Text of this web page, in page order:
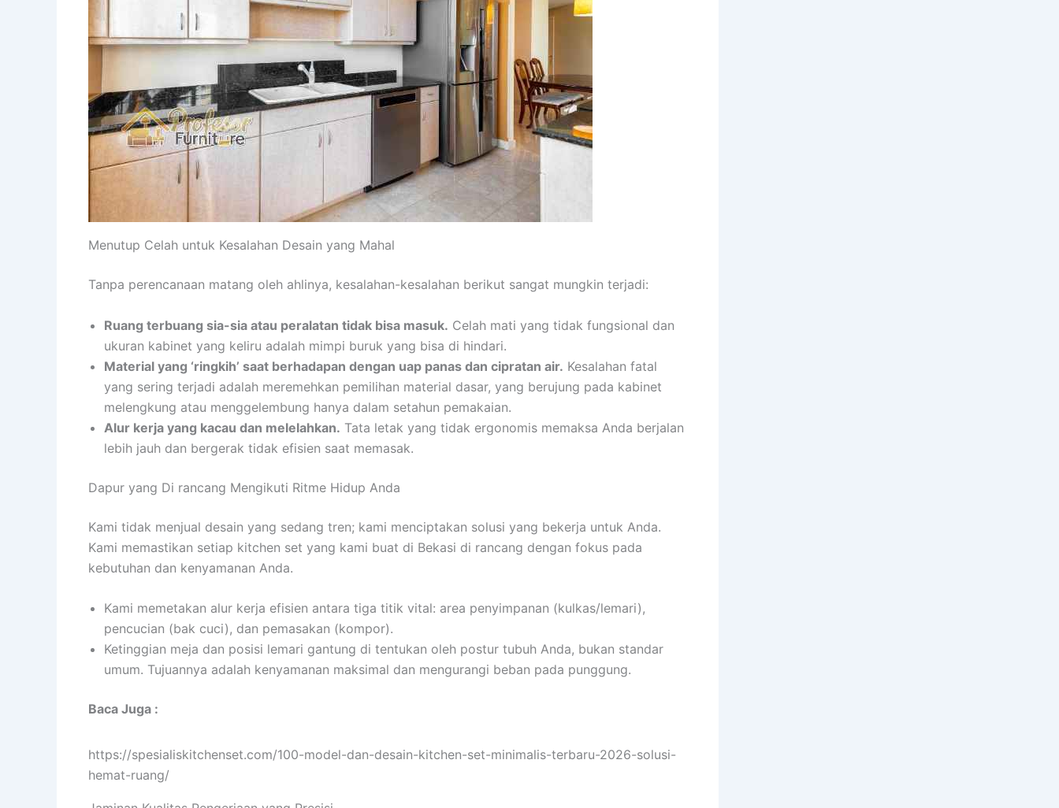
Menutup Celah untuk Kesalahan Desain yang Mahal
Tanpa perencanaan matang oleh ahlinya, kesalahan-kesalahan berikut sangat mungkin terjadi:
Ruang terbuang sia-sia atau peralatan tidak bisa masuk. Celah mati yang tidak fungsional dan
ukuran kabinet yang keliru adalah mimpi buruk yang bisa di hindari.
Material yang ‘ringkih’ saat berhadapan dengan uap panas dan cipratan air. Kesalahan fatal
yang sering terjadi adalah meremehkan pemilihan material dasar, yang berujung pada kabinet
melengkung atau menggelembung hanya dalam setahun pemakaian.
Alur kerja yang kacau dan melelahkan. Tata letak yang tidak ergonomis memaksa Anda berjalan
lebih jauh dan bergerak tidak efisien saat memasak.
Dapur yang Di rancang Mengikuti Ritme Hidup Anda
Kami tidak menjual desain yang sedang tren; kami menciptakan solusi yang bekerja untuk Anda.
Kami memastikan setiap kitchen set yang kami buat di Bekasi di rancang dengan fokus pada
kebutuhan dan kenyamanan Anda.
Kami memetakan alur kerja efisien antara tiga titik vital: area penyimpanan (kulkas/lemari),
pencucian (bak cuci), dan pemasakan (kompor).
Ketinggian meja dan posisi lemari gantung di tentukan oleh postur tubuh Anda, bukan standar
umum. Tujuannya adalah kenyamanan maksimal dan mengurangi beban pada punggung.
Baca Juga :
https://spesialiskitchenset.com/100-model-dan-desain-kitchen-set-minimalis-terbaru-2026-solusi-
hemat-ruang/